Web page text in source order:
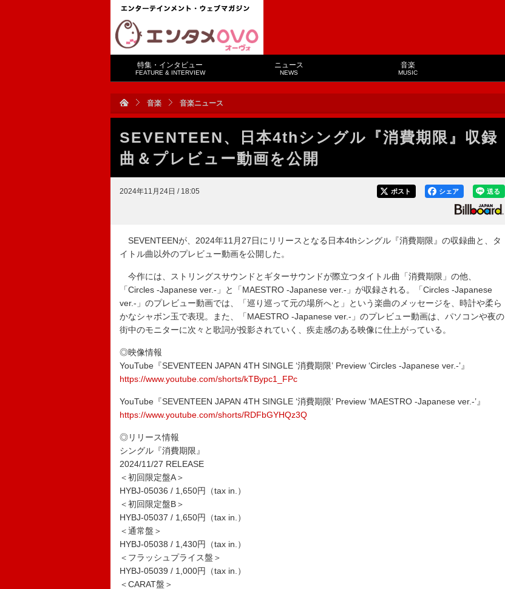
特集・インタビュー
FEATURE & INTERVIEW
ニュース
NEWS
音楽
MUSIC
音楽 音楽ニュース
SEVENTEEN、日本4thシングル『消費期限』収録
曲＆プレビュー動画を公開
2024年11月24日 / 18:05 送る
シェア
ポスト
SEVENTEENが、2024年11月27日にリリースとなる日本4thシングル『消費期限』の収録曲と、タ
イトル曲以外のプレビュー動画を公開した。
今作には、ストリングスサウンドとギターサウンドが際立つタイトル曲「消費期限」の他、
「Circles -Japanese ver.-」と「MAESTRO -Japanese ver.-」が収録される。「Circles -Japanese
ver.-」のプレビュー動画では、「巡り巡って元の場所へと」という楽曲のメッセージを、時計や柔ら
かなシャボン玉で表現。また、「MAESTRO -Japanese ver.-」のプレビュー動画は、パソコンや夜の
街中のモニターに次々と歌詞が投影されていく、疾走感のある映像に仕上がっている。
◎映像情報
YouTube『SEVENTEEN JAPAN 4TH SINGLE ‘消費期限’ Preview ‘Circles -Japanese ver.-’』
https://www.youtube.com/shorts/kTBypc1_FPc
YouTube『SEVENTEEN JAPAN 4TH SINGLE ‘消費期限’ Preview ‘MAESTRO -Japanese ver.-’』
https://www.youtube.com/shorts/RDFbGYHQz3Q
◎リリース情報
シングル『消費期限』
2024/11/27 RELEASE
＜初回限定盤A＞
HYBJ-05036 / 1,650円（tax in.）
＜初回限定盤B＞
HYBJ-05037 / 1,650円（tax in.）
＜通常盤＞
HYBJ-05038 / 1,430円（tax in.）
＜フラッシュプライス盤＞
HYBJ-05039 / 1,000円（tax in.）
＜CARAT盤＞